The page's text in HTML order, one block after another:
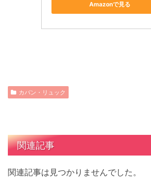
Amazonで見る
カバン・リュック
関連記事
関連記事は見つかりませんでした。